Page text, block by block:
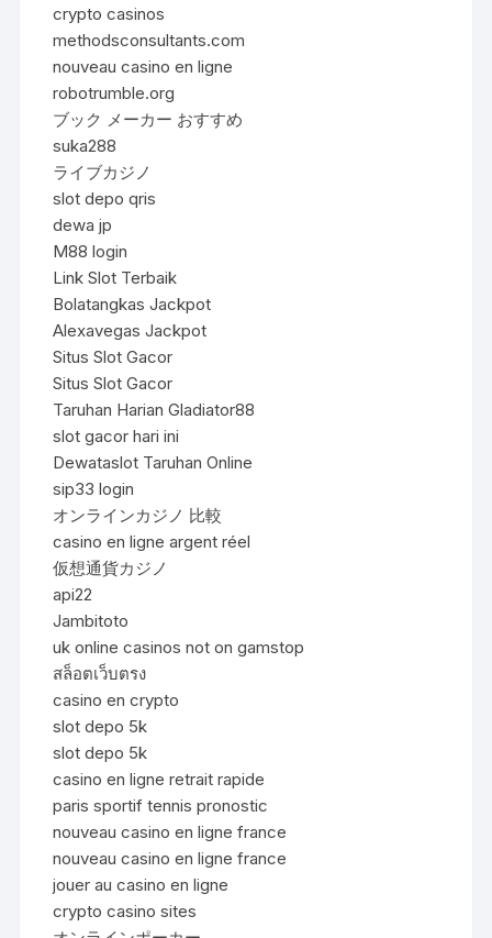
crypto casinos
methodsconsultants.com
nouveau casino en ligne
robotrumble.org
ブック メーカー おすすめ
suka288
ライブカジノ
slot depo qris
dewa jp
M88 login
Link Slot Terbaik
Bolatangkas Jackpot
Alexavegas Jackpot
Situs Slot Gacor
Situs Slot Gacor
Taruhan Harian Gladiator88
slot gacor hari ini
Dewataslot Taruhan Online
sip33 login
オンラインカジノ 比較
casino en ligne argent réel
仮想通貨カジノ
api22
Jambitoto
uk online casinos not on gamstop
สล็อตเว็บตรง
casino en crypto
slot depo 5k
slot depo 5k
casino en ligne retrait rapide
paris sportif tennis pronostic
nouveau casino en ligne france
nouveau casino en ligne france
jouer au casino en ligne
crypto casino sites